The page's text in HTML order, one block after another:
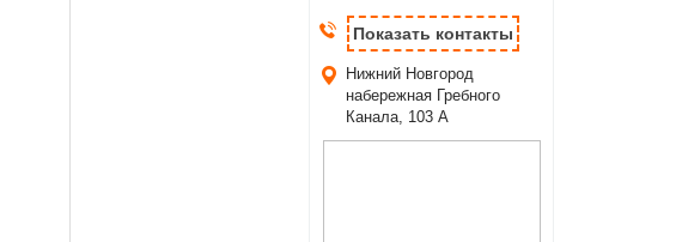
Показать контакты
Нижний Новгород
набережная Гребного
Канала, 103 А